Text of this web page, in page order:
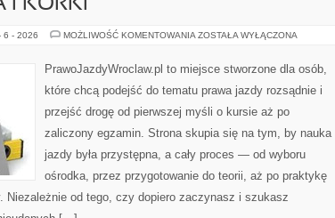
I KORKI
6 - 2026 MOŻLIWOŚĆ KOMENTOWANIA JAZDA
KORKI
ZOSTAŁA WYŁĄCZONA
PrawoJazdyWroclaw.pl to miejsce stworzone dla osób,
które chcą podejść do tematu prawa jazdy rozsądnie i
przejść drogę od pierwszej myśli o kursie aż po
zaliczony egzamin. Strona skupia się na tym, by nauka
jazdy była przystępna, a cały proces — od wyboru
ośrodka, przez przygotowanie do teorii, aż po praktykę
od tego, czy dopiero zaczynasz i szukasz